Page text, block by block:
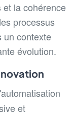
et la cohérence
processus
un contexte
évolution.
et